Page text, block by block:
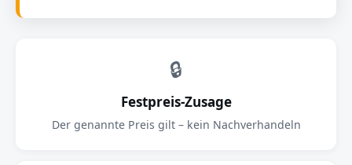
🔒
Festpreis-Zusage
Der genannte Preis gilt – kein Nachverhandeln